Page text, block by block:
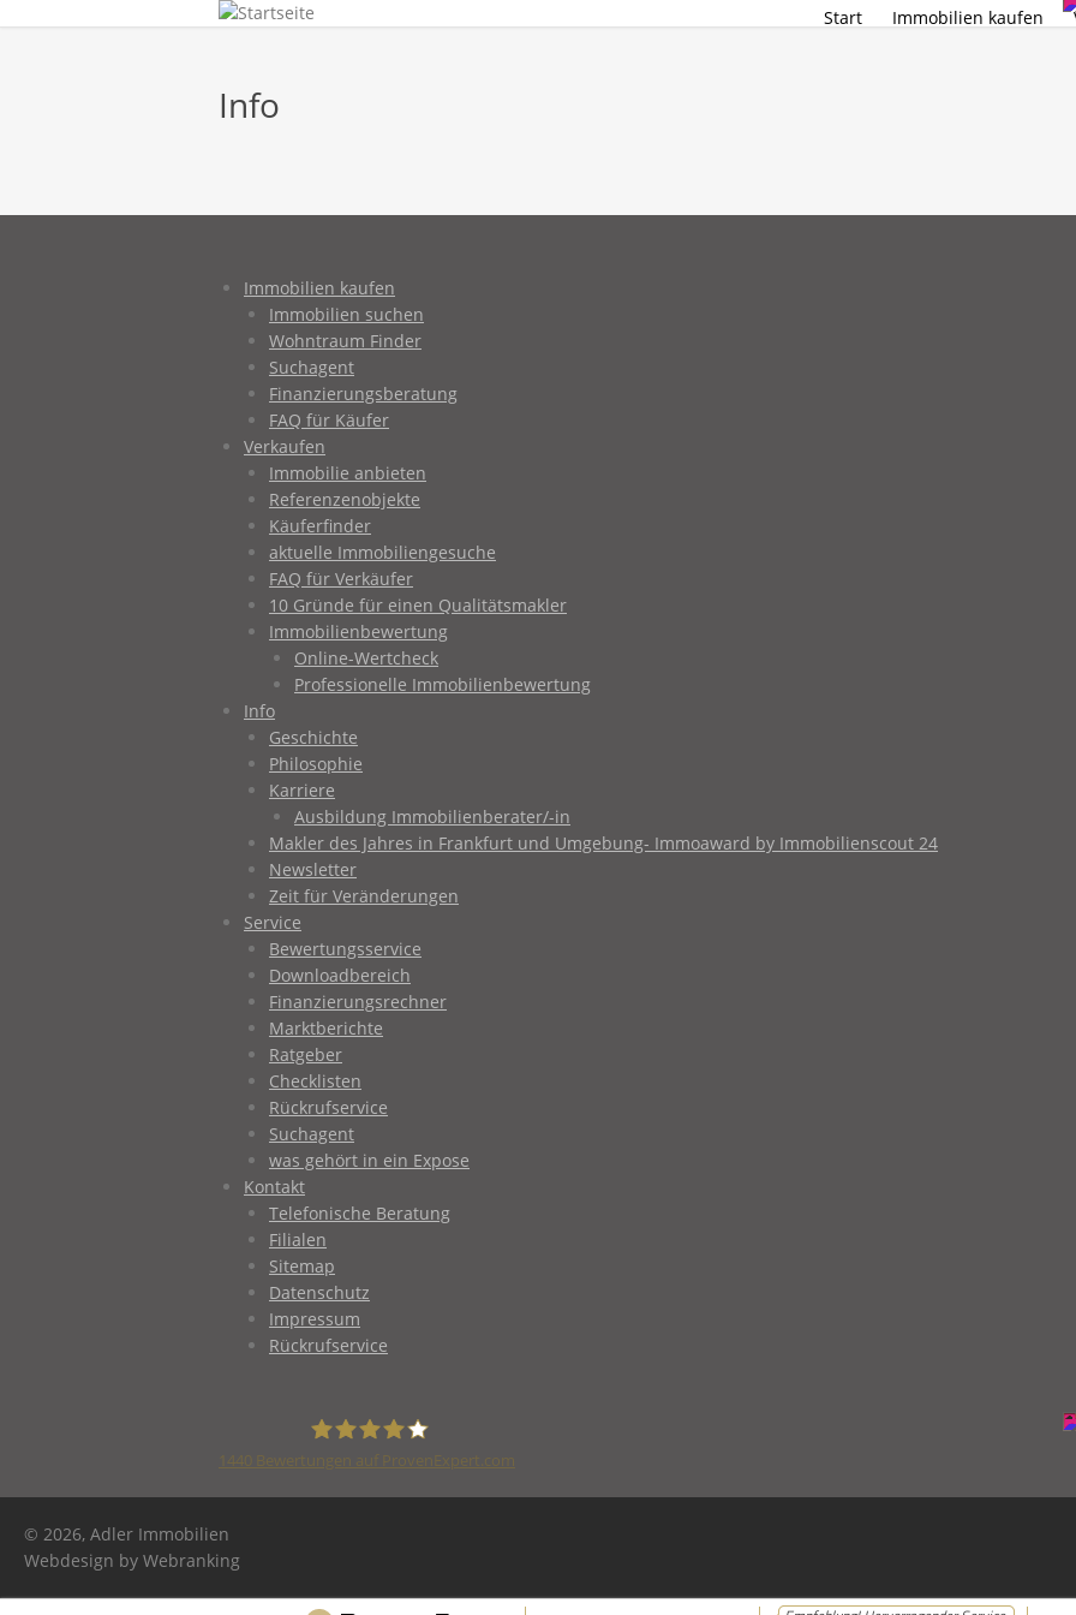
Start Immobilien kaufen
Info
Immobilien kaufen
Immobilien suchen
Wohntraum Finder
Suchagent
Finanzierungsberatung
FAQ für Käufer
Verkaufen
Immobilie anbieten
Referenzenobjekte
Käuferfinder
aktuelle Immobiliengesuche
FAQ für Verkäufer
10 Gründe für einen Qualitätsmakler
Immobilienbewertung
Online-Wertcheck
Professionelle Immobilienbewertung
Info
Geschichte
Philosophie
Karriere
Ausbildung Immobilienberater/-in
Makler des Jahres in Frankfurt und Umgebung- Immoaward by Immobilienscout 24
Newsletter
Zeit für Veränderungen
Service
Bewertungsservice
Downloadbereich
Finanzierungsrechner
Marktberichte
Ratgeber
Checklisten
Rückrufservice
Suchagent
was gehört in ein Expose
Kontakt
Telefonische Beratung
Filialen
Sitemap
Datenschutz
Impressum
Rückrufservice
Adler Immobilien
1440 Bewertungen auf ProvenExpert.com
© 2026, Adler Immobilien
Webdesign by Webranking